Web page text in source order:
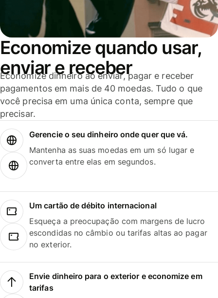
Economize quando usar,
enviar e receber
Economize dinheiro ao enviar, pagar e receber
pagamentos em mais de 40 moedas. Tudo o que
você precisa em uma única conta, sempre que
precisar.
Gerencie o seu dinheiro onde quer que vá.
Mantenha as suas moedas em um só lugar e
converta entre elas em segundos.
Um cartão de débito internacional
Esqueça a preocupação com margens de lucro
escondidas no câmbio ou tarifas altas ao pagar
no exterior.
Envie dinheiro para o exterior e economize em
tarifas